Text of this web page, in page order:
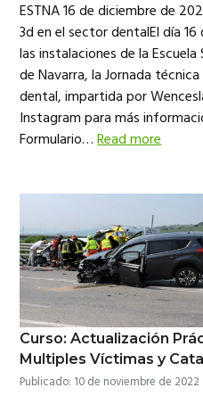
ESTNA 16 de diciembre de
3d en el sector dentalEl día
las instalaciones de la
de Navarra, la Jornada
dental, impartida por
Instagram para más
Formulario…Read more
Curso: Actualización
Multiples Víctimas y
Publicado: 10 de noviembre de 2022